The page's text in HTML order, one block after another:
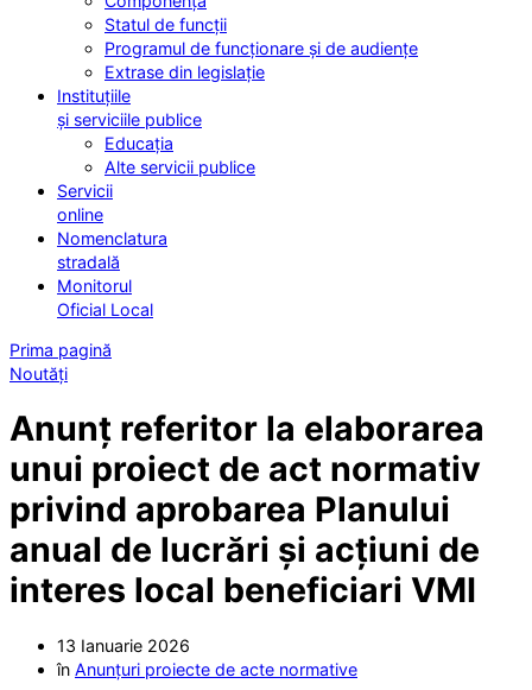
Statul de funcții
Programul de funcționare și de audiențe
Extrase din legislație
Instituțiile
și serviciile publice
Educația
Alte servicii publice
Servicii
online
Nomenclatura
stradală
Monitorul
Oficial Local
Prima pagină
Noutăți
Anunț referitor la elaborarea
unui proiect de act normativ
privind aprobarea Planului
anual de lucrări și acțiuni de
interes local beneficiari VMI
13 Ianuarie 2026
în Anunțuri proiecte de acte normative